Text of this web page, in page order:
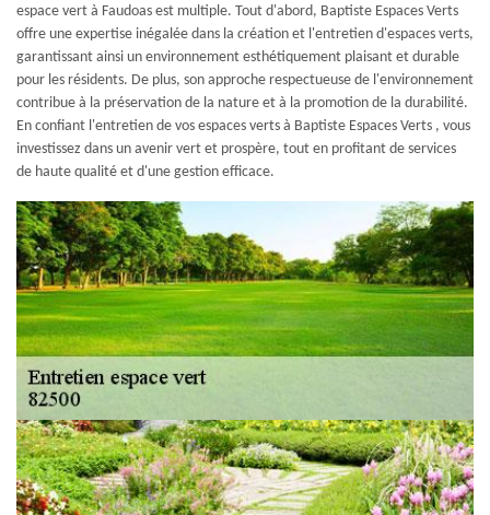
espace vert à Faudoas est multiple. Tout d'abord, Baptiste Espaces Verts
offre une expertise inégalée dans la création et l'entretien d'espaces verts,
garantissant ainsi un environnement esthétiquement plaisant et durable
pour les résidents. De plus, son approche respectueuse de l'environnement
contribue à la préservation de la nature et à la promotion de la durabilité.
En confiant l'entretien de vos espaces verts à Baptiste Espaces Verts , vous
investissez dans un avenir vert et prospère, tout en profitant de services
de haute qualité et d'une gestion efficace.